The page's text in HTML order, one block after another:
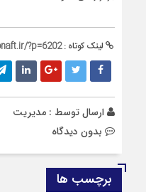
لینک کوتاه :?p=6202
ارسال توسط : مدیریت
بدون دیدگاه
برچسب ها